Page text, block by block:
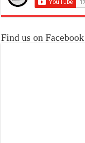
Find us on Facebook